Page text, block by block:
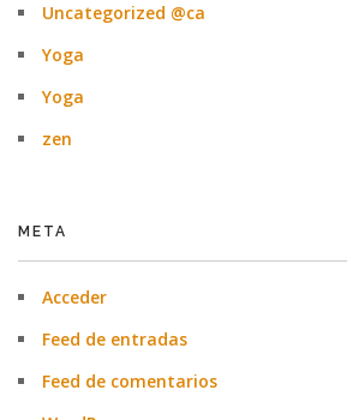
Uncategorized @ca
Yoga
Yoga
zen
META
Acceder
Feed de entradas
Feed de comentarios